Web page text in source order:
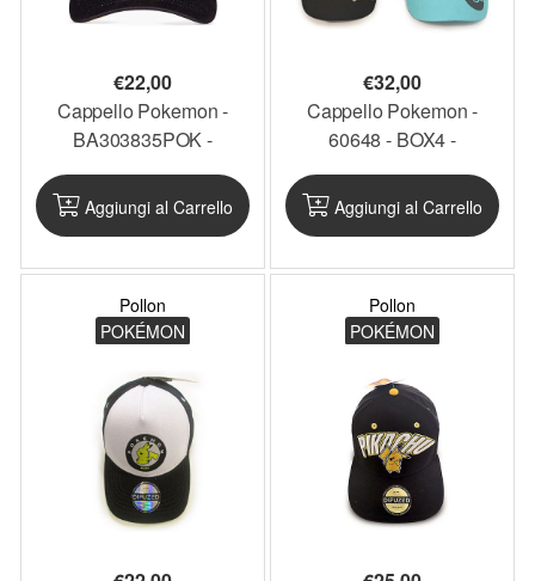
€22,00
Cappello Pokemon -
BA303835POK -
PKCAP17
Aggiungi al Carrello
€32,00
Cappello Pokemon -
60648 - BOX4 -
PKCAP15BOX4
Aggiungi al Carrello
Pollon
POKÉMON
Pollon
POKÉMON